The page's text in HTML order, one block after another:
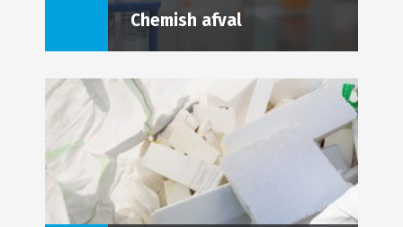
Chemish afval